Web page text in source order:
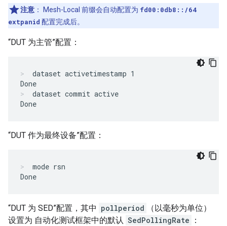
注意 ： Mesh-Local 前缀会自动配置为 fd00:0db8::/64
extpanid 配置完成后。
“DUT 为主管”配置：
dataset activetimestamp 1
Done
dataset commit active
Done
“DUT 作为最终设备”配置：
mode rsn
Done
“DUT 为 SED”配置，其中 pollperiod
（以毫秒为单位）
设置为 自动化测试框架中的默认 SedPollingRate ：